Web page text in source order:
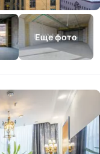
Еще фото